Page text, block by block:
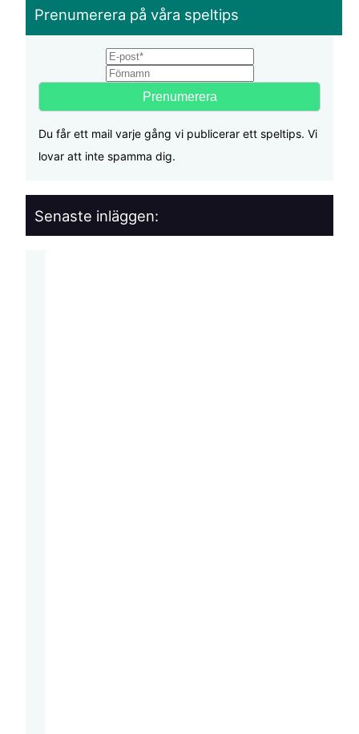
Prenumerera på våra speltips
Du får ett mail varje gång vi publicerar ett speltips. Vi
lovar att inte spamma dig.
Senaste inläggen: